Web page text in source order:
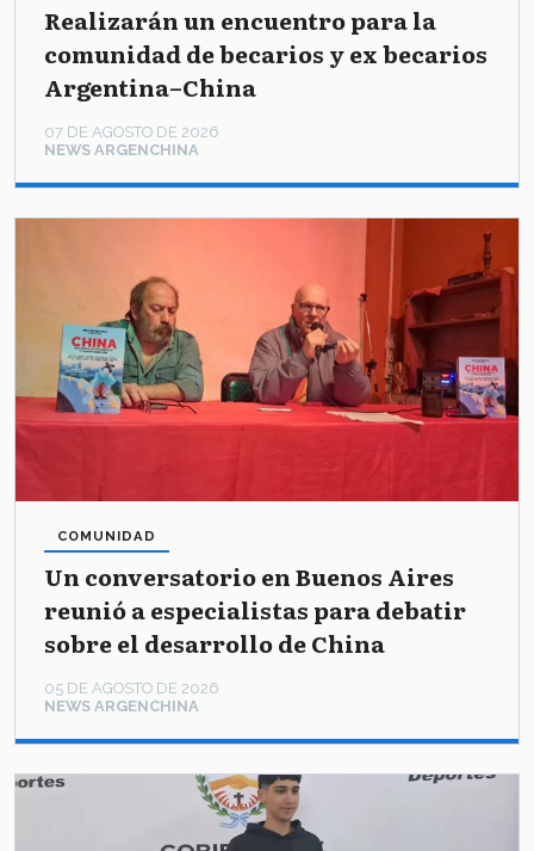
Realizarán un encuentro para la
comunidad de becarios y ex becarios
Argentina–China
NEWS ARGENCHINA
07 DE AGOSTO DE 2026
Un conversatorio en Buenos Aires
reunió a especialistas para debatir
sobre el desarrollo de China
NEWS ARGENCHINA
COMUNIDAD
05 DE AGOSTO DE 2026